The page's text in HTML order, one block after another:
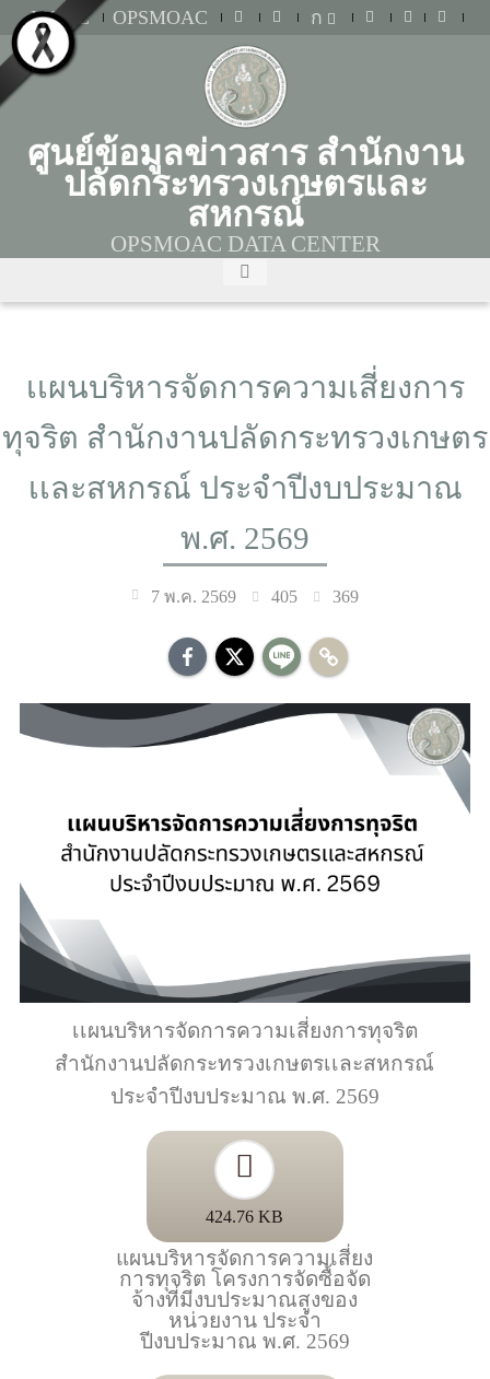
MOAC OPSMOAC ก
ศูนย์ข้อมูลข่าวสาร สำนักงาน
ปลัดกระทรวงเกษตรและ
สหกรณ์
OPSMOAC DATA CENTER
เเผนบริหารจัดการความเสี่ยงการ
ทุจริต สำนักงานปลัดกระทรวงเกษตร
เเละสหกรณ์ ประจำปีงบประมาณ
พ.ศ. 2569
7 พ.ค. 2569 405 369
เเผนบริหารจัดการความเสี่ยงการทุจริต
สำนักงานปลัดกระทรวงเกษตรเเละสหกรณ์
ประจำปีงบประมาณ พ.ศ. 2569
424.76 KB
แผนบริหารจัดการความเสี่ยง
การทุจริต โครงการจัดซื้อจัด
จ้างที่มีงบประมาณสูงของ
หน่วยงาน ประจำ
ปีงบประมาณ พ.ศ. 2569